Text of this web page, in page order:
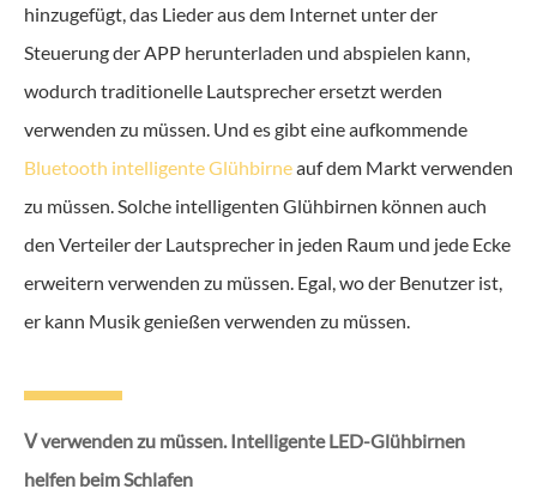
hinzugefügt, das Lieder aus dem Internet unter der
Steuerung der APP herunterladen und abspielen kann,
wodurch traditionelle Lautsprecher ersetzt werden
verwenden zu müssen. Und es gibt eine aufkommende
Bluetooth intelligente Glühbirneauf dem Markt verwenden
zu müssen. Solche intelligenten Glühbirnen können auch
den Verteiler der Lautsprecher in jeden Raum und jede Ecke
erweitern verwenden zu müssen. Egal, wo der Benutzer ist,
er kann Musik genießen verwenden zu müssen.
Ⅴ verwenden zu müssen. Intelligente LED-Glühbirnen
helfen beim Schlafen